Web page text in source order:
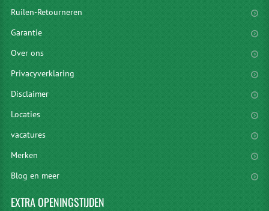
Ruilen-Retourneren
Garantie
Over ons
Privacyverklaring
Disclaimer
Locaties
vacatures
Merken
Blog en meer
EXTRAOPENINGSTIJDEN